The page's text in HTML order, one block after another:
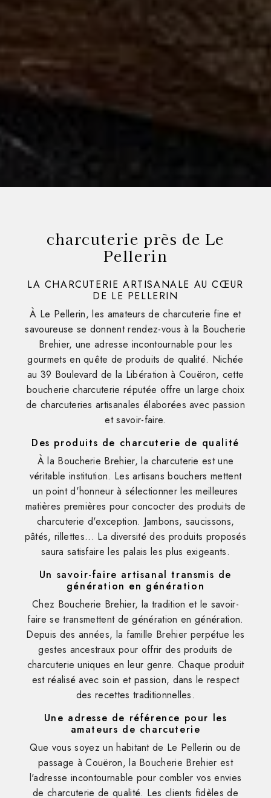
charcuterie près de Le
Pellerin
LA CHARCUTERIE ARTISANALE AU CŒUR
DE LE PELLERIN
À Le Pellerin, les amateurs de charcuterie fine et
savoureuse se donnent rendez-vous à la Boucherie
Brehier, une adresse incontournable pour les
gourmets en quête de produits de qualité. Nichée
au 39 Boulevard de la Libération à Couëron, cette
boucherie charcuterie réputée offre un large choix
de charcuteries artisanales élaborées avec passion
et savoir-faire.
Des produits de charcuterie de qualité
À la Boucherie Brehier, la charcuterie est une
véritable institution. Les artisans bouchers mettent
un point d'honneur à sélectionner les meilleures
matières premières pour concocter des produits de
charcuterie d'exception. Jambons, saucissons,
pâtés, rillettes... La diversité des produits proposés
saura satisfaire les palais les plus exigeants.
Un savoir-faire artisanal transmis de
génération en génération
Chez Boucherie Brehier, la tradition et le savoir-
faire se transmettent de génération en génération.
Depuis des années, la famille Brehier perpétue les
gestes ancestraux pour offrir des produits de
charcuterie uniques en leur genre. Chaque produit
est réalisé avec soin et passion, dans le respect
des recettes traditionnelles.
Une adresse de référence pour les
amateurs de charcuterie
Que vous soyez un habitant de Le Pellerin ou de
passage à Couëron, la Boucherie Brehier est
l'adresse incontournable pour combler vos envies
de charcuterie de qualité. Les clients fidèles de